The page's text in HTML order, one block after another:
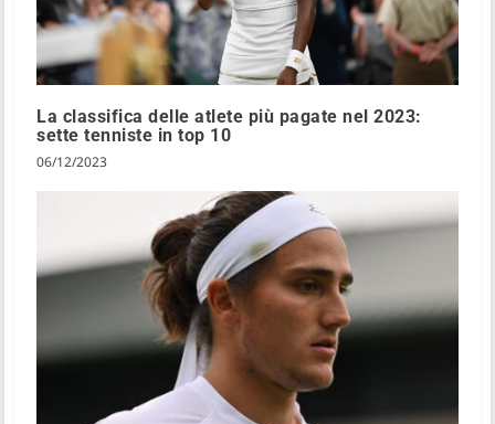
La classifica delle atlete più pagate nel 2023:
sette tenniste in top 10
06/12/2023